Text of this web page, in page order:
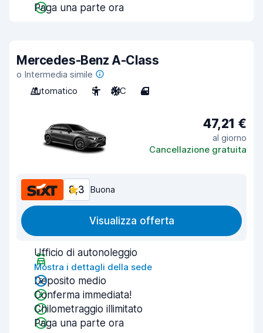
Paga una parte ora
Mercedes-Benz A-Class
o Intermedia simile
Automatico
5 A/C 4
47,21 €
al giorno
Cancellazione gratuita
8,3 Buona
Visualizza offerta
Ufficio di autonoleggio
Mostra i dettagli della sede
Deposito medio
Conferma immediata!
Chilometraggio illimitato
Paga una parte ora